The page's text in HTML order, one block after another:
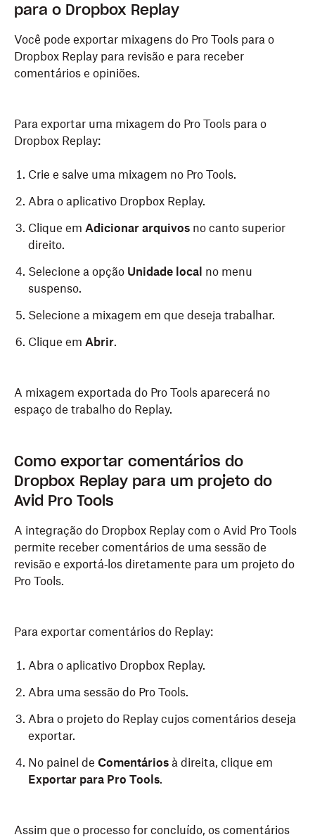
para o Dropbox Replay
Você pode exportar mixagens do Pro Tools para o
Dropbox Replay para revisão e para receber
comentários e opiniões.
Para exportar uma mixagem do Pro Tools para o
Dropbox Replay:
Crie e salve uma mixagem no Pro Tools.
Abra o aplicativo Dropbox Replay.
Clique em Adicionar arquivos no canto superior
direito.
Selecione a opção Unidade local no menu
suspenso.
Selecione a mixagem em que deseja trabalhar.
Clique em Abrir.
A mixagem exportada do Pro Tools aparecerá no
espaço de trabalho do Replay.
Como exportar comentários do
Dropbox Replay para um projeto do
Avid Pro Tools
A integração do Dropbox Replay com o Avid Pro Tools
permite receber comentários de uma sessão de
revisão e exportá‑los diretamente para um projeto do
Pro Tools.
Para exportar comentários do Replay:
Abra o aplicativo Dropbox Replay.
Abra uma sessão do Pro Tools.
Abra o projeto do Replay cujos comentários deseja
exportar.
No painel de Comentários à direita, clique em
Exportar para Pro Tools.
Assim que o processo for concluído, os comentários